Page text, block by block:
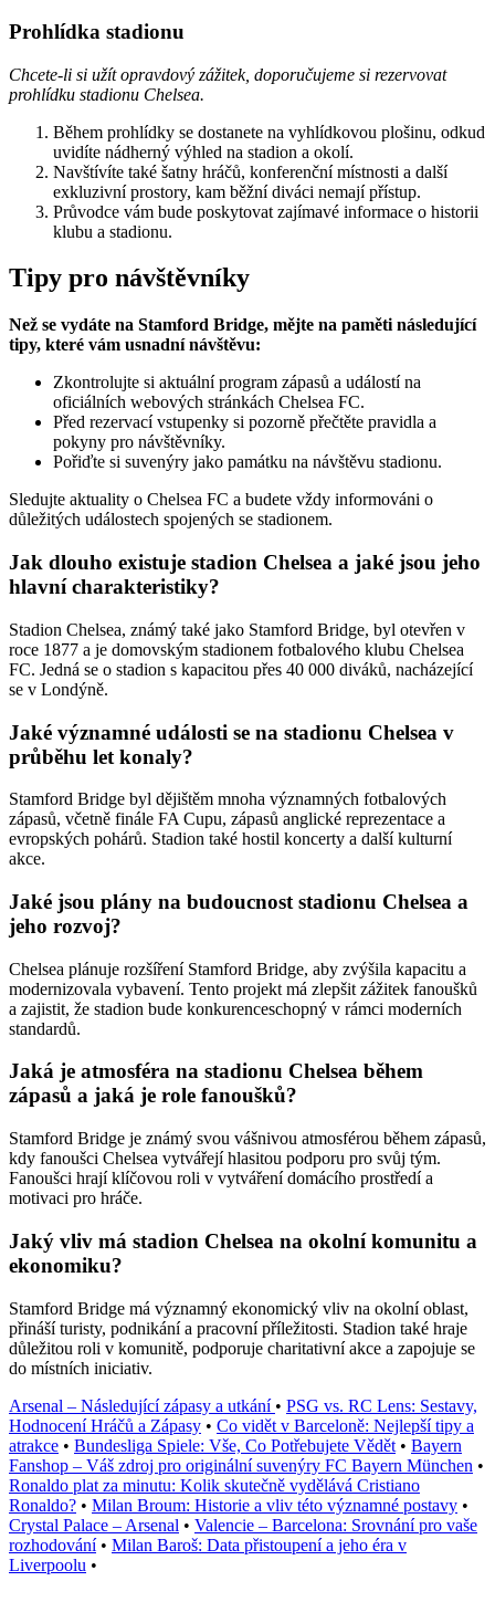
Prohlídka stadionu
Chcete-li si užít opravdový zážitek, doporučujeme si rezervovat
prohlídku stadionu Chelsea.
Během prohlídky se dostanete na vyhlídkovou plošinu, odkud
uvidíte nádherný výhled na stadion a okolí.
Navštívíte také šatny hráčů, konferenční místnosti a další
exkluzivní prostory, kam běžní diváci nemají přístup.
Průvodce vám bude poskytovat zajímavé informace o historii
klubu a stadionu.
Tipy pro návštěvníky
Než se vydáte na Stamford Bridge, mějte na paměti následující
tipy, které vám usnadní návštěvu:
Zkontrolujte si aktuální program zápasů a událostí na
oficiálních webových stránkách Chelsea FC.
Před rezervací vstupenky si pozorně přečtěte pravidla a
pokyny pro návštěvníky.
Pořiďte si suvenýry jako památku na návštěvu stadionu.
Sledujte aktuality o Chelsea FC a budete vždy informováni o
důležitých událostech spojených se stadionem.
Jak dlouho existuje stadion Chelsea a jaké jsou jeho
hlavní charakteristiky?
Stadion Chelsea, známý také jako Stamford Bridge, byl otevřen v
roce 1877 a je domovským stadionem fotbalového klubu Chelsea
FC. Jedná se o stadion s kapacitou přes 40 000 diváků, nacházející
se v Londýně.
Jaké významné události se na stadionu Chelsea v
průběhu let konaly?
Stamford Bridge byl dějištěm mnoha významných fotbalových
zápasů, včetně finále FA Cupu, zápasů anglické reprezentace a
evropských pohárů. Stadion také hostil koncerty a další kulturní
akce.
Jaké jsou plány na budoucnost stadionu Chelsea a
jeho rozvoj?
Chelsea plánuje rozšíření Stamford Bridge, aby zvýšila kapacitu a
modernizovala vybavení. Tento projekt má zlepšit zážitek fanoušků
a zajistit, že stadion bude konkurenceschopný v rámci moderních
standardů.
Jaká je atmosféra na stadionu Chelsea během
zápasů a jaká je role fanoušků?
Stamford Bridge je známý svou vášnivou atmosférou během zápasů,
kdy fanoušci Chelsea vytvářejí hlasitou podporu pro svůj tým.
Fanoušci hrají klíčovou roli v vytváření domácího prostředí a
motivaci pro hráče.
Jaký vliv má stadion Chelsea na okolní komunitu a
ekonomiku?
Stamford Bridge má významný ekonomický vliv na okolní oblast,
přináší turisty, podnikání a pracovní příležitosti. Stadion také hraje
důležitou roli v komunitě, podporuje charitativní akce a zapojuje se
do místních iniciativ.
Arsenal – Následující zápasy a utkání • PSG vs. RC Lens: Sestavy,
Hodnocení Hráčů a Zápasy • Co vidět v Barceloně: Nejlepší tipy a
atrakce • Bundesliga Spiele: Vše, Co Potřebujete Vědět • Bayern
Fanshop – Váš zdroj pro originální suvenýry FC Bayern München •
Ronaldo plat za minutu: Kolik skutečně vydělává Cristiano
Ronaldo? • Milan Broum: Historie a vliv této významné postavy •
Crystal Palace – Arsenal • Valencie – Barcelona: Srovnání pro vaše
rozhodování• Milan Baroš: Data přistoupení a jeho éra v
Liverpoolu •